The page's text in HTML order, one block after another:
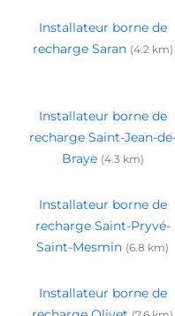
Installateur borne de
recharge Saran (4.2 km)
Installateur borne de
recharge Saint-Jean-
Braye (4.3 km)
Installateur borne de
recharge Saint-Pryvé-
Saint-Mesmin (6.8 km)
Installateur borne de